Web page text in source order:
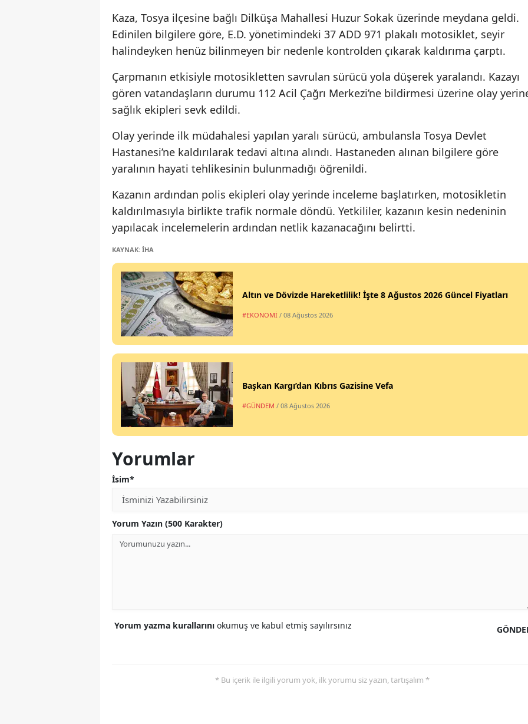
Kaza, Tosya ilçesine bağlı Dilküşa Mahallesi Huzur Sokak üzerinde meydana geldi.
Edinilen bilgilere göre, E.D. yönetimindeki 37 ADD 971 plakalı motosiklet, seyir
halindeyken henüz bilinmeyen bir nedenle kontrolden çıkarak kaldırıma çarptı.
Çarpmanın etkisiyle motosikletten savrulan sürücü yola düşerek yaralandı. Kazayı
gören vatandaşların durumu 112 Acil Çağrı Merkezi’ne bildirmesi üzerine olay
sağlık ekipleri sevk edildi.
Olay yerinde ilk müdahalesi yapılan yaralı sürücü, ambulansla Tosya Devlet
Hastanesi’ne kaldırılarak tedavi altına alındı. Hastaneden alınan bilgilere göre
yaralının hayati tehlikesinin bulunmadığı öğrenildi.
Kazanın ardından polis ekipleri olay yerinde inceleme başlatırken, motosikletin
kaldırılmasıyla birlikte trafik normale döndü. Yetkililer, kazanın kesin nedeninin
yapılacak incelemelerin ardından netlik kazanacağını belirtti.
KAYNAK: İHA
Altın ve Dövizde Hareketlilik! İşte 8 Ağustos 2026 Güncel Fiyatları
#EKONOMİ / 08 Ağustos 2026
Başkan Kargı’dan Kıbrıs Gazisine Vefa
#GÜNDEM / 08 Ağustos 2026
Yorumlar
İsim*
Yorum Yazın (500 Karakter)
Yorum yazma kurallarını okumuş ve kabul etmiş sayılırsınız
* Bu içerik ile ilgili yorum yok, ilk yorumu siz yazın, tartışalım *